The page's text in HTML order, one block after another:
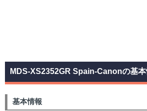
MDS-XS2352GR Spain-Canonの基
基本情報